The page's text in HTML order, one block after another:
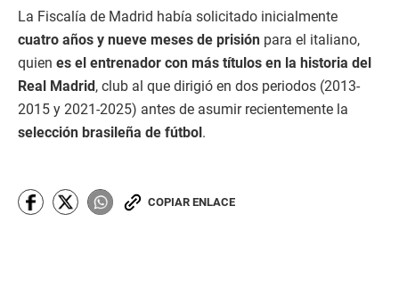
La Fiscalía de Madrid había solicitado inicialmente
cuatro años y nueve meses de prisión para el italiano,
quien es el entrenador con más títulos en la historia del
Real Madrid , club al que dirigió en dos periodos (2013-
2015 y 2021-2025) antes de asumir recientemente la
selección brasileña de fútbol .
COPIAR ENLACE